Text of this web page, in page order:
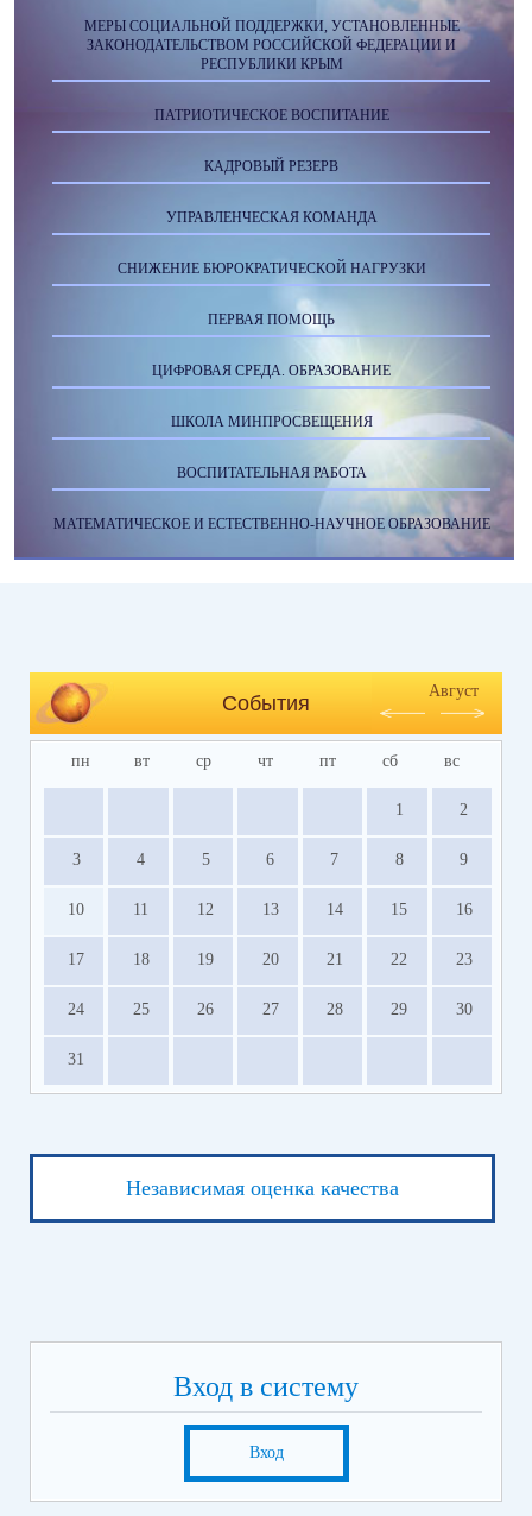
МЕРЫ СОЦИАЛЬНОЙ ПОДДЕРЖКИ, УСТАНОВЛЕННЫЕ
ЗАКОНОДАТЕЛЬСТВОМ РОССИЙСКОЙ ФЕДЕРАЦИИ И
РЕСПУБЛИКИ КРЫМ
ПАТРИОТИЧЕСКОЕ ВОСПИТАНИЕ
КАДРОВЫЙ РЕЗЕРВ
УПРАВЛЕНЧЕСКАЯ КОМАНДА
СНИЖЕНИЕ БЮРОКРАТИЧЕСКОЙ НАГРУЗКИ
ПЕРВАЯ ПОМОЩЬ
ЦИФРОВАЯ СРЕДА. ОБРАЗОВАНИЕ
ШКОЛА МИНПРОСВЕЩЕНИЯ
ВОСПИТАТЕЛЬНАЯ РАБОТА
МАТЕМАТИЧЕСКОЕ И ЕСТЕСТВЕННО-НАУЧНОЕ ОБРАЗОВАНИЕ
События
Август
пн вт ср чт пт сб вс
1 2
3 4 5 6 7 8 9
10 11 12 13 14 15 16
17 18 19 20 21 22 23
24 25 26 27 28 29 30
31
Независимая оценка качества
Вход в систему
Вход